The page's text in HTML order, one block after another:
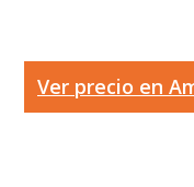
Ver precio en